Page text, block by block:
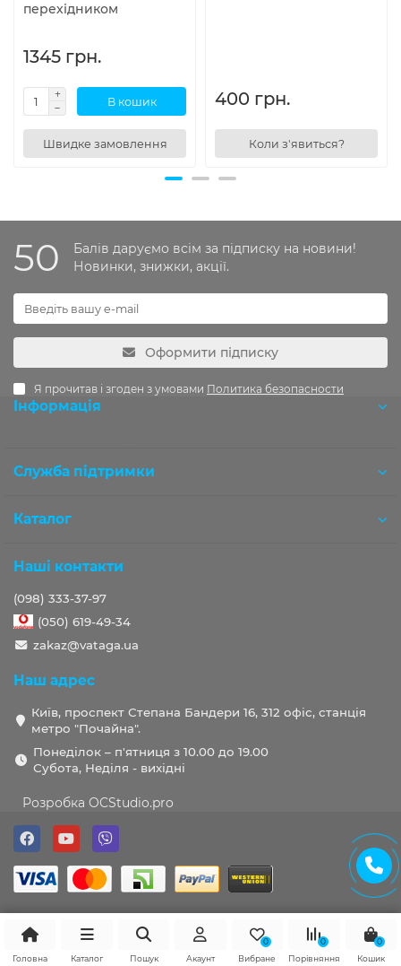
перехідником
1345 грн.
В кошик
Швидке замовлення
400 грн.
Коли з'явиться?
50
Балів даруємо всім за підписку на новини!
Новинки, знижки, акції.
Оформити підписку
Я прочитав і згоден з умовами Политика безопасности
Інформація
Служба підтримки
Каталог
Наші контакти
(098) 333-37-97
(050) 619-49-34
zakaz@vataga.ua
Наш адрес
Київ, проспект Степана Бандери 16, 312 офіс, станція
метро "Почайна".
Понеділок – п'ятниця з 10.00 до 19.00
Субота, Неділя - вихідні
Розробка OCStudio.pro
Головна Каталог Пошук Акаунт
0
Вибране
0
Порівняння
0
Кошик